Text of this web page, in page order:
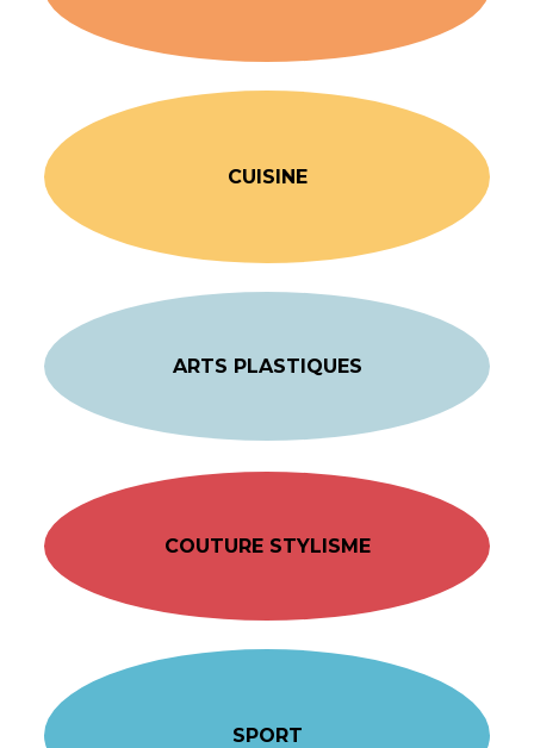
CUISINE
ARTS PLASTIQUES
COUTURE STYLISME
SPORT